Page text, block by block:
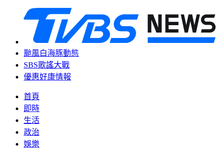
颱風白海豚動態
SBS歌謠大戰
優惠好康情報
首頁
即時
生活
政治
娛樂